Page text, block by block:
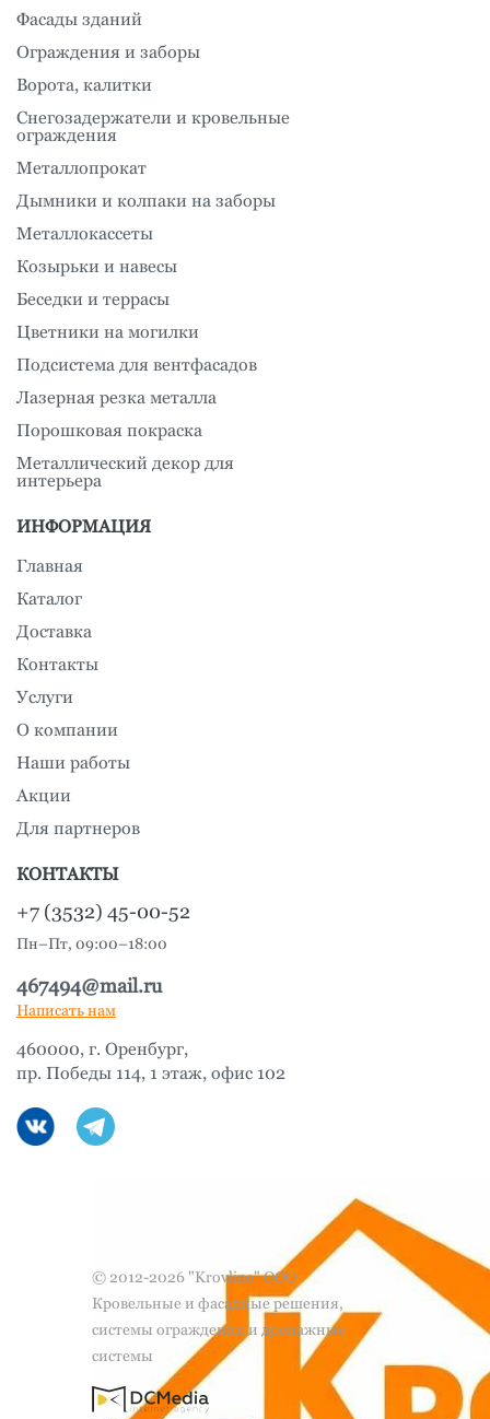
© 2012-2026 "Krovline" ООО
Кровельные и фасадные решения,
системы ограждения и дренажные
системы
Фасады зданий
Ограждения и заборы
Ворота, калитки
Снегозадержатели и кровельные
ограждения
Металлопрокат
Дымники и колпаки на заборы
Металлокассеты
Козырьки и навесы
Беседки и террасы
Цветники на могилки
Подсистема для вентфасадов
Лазерная резка металла
Порошковая покраска
Металлический декор для
интерьера
ИНФОРМАЦИЯ
Главная
Каталог
Доставка
Контакты
Услуги
О компании
Наши работы
Акции
Для партнеров
КОНТАКТЫ
+7 (3532) 45-00-52
Пн–Пт, 09:00–18:00
467494@mail.ru
Написать нам
460000, г. Оренбург,
пр. Победы 114, 1 этаж, офис 102